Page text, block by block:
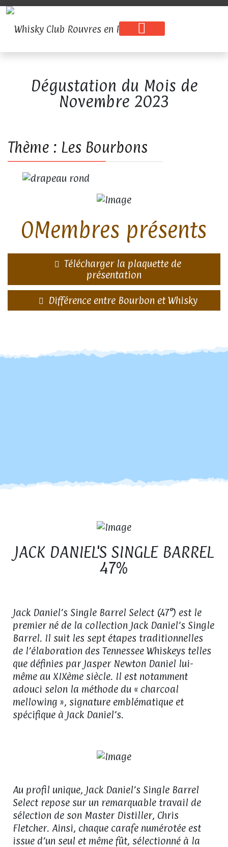
Dégustation du Mois de
Novembre 2023
Thème : Les Bourbons
0
Télécharger la plaquette de
présentation
Différence entre Bourbon et Whisky
JACK DANIEL'S SINGLE BARREL
47%
Jack Daniel’s Single Barrel Select (47°) est le
premier né de la collection Jack Daniel’s Single
Barrel. Il suit les sept étapes traditionnelles
de l’élaboration des Tennessee Whiskeys telles
que définies par Jasper Newton Daniel lui-
même au XIXème siècle. Il est notamment
adouci selon la méthode du « charcoal
mellowing », signature emblématique et
spécifique à Jack Daniel’s.
Au profil unique, Jack Daniel’s Single Barrel
Select repose sur un remarquable travail de
sélection de son Master Distiller, Chris
Fletcher. Ainsi, chaque carafe numérotée est
issue d’un seul et même fût, sélectionné à la